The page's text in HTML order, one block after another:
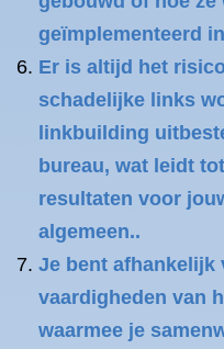
geïmplementeerd
Er is altijd het
schadelijke links
linkbuilding
bureau, wat leidt
resultaten voor
algemeen..
Je bent afhankelijk
vaardigheden van
waarmee je